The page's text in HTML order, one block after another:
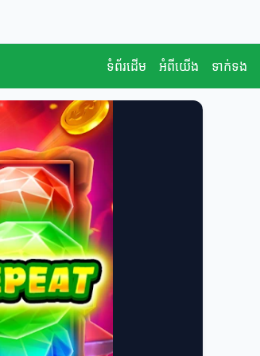
ទំព័រដើម អំពីយើង ទាក់ទង